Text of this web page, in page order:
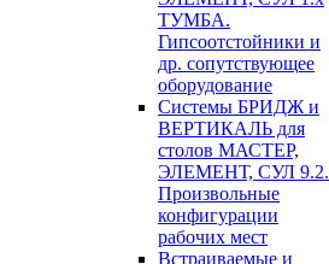
ТУМБА.
Гипсоотстойники и
др. сопутствующее
оборудование
Системы БРИДЖ и
ВЕРТИКАЛЬ для
столов МАСТЕР,
ЭЛЕМЕНТ, СУЛ 9.2.
Произвольные
конфигурации
рабочих мест
Встраиваемые и